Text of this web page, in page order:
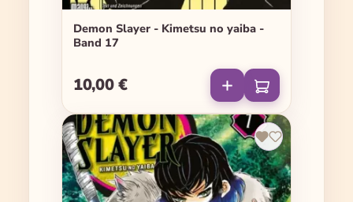
Demon Slayer - Kimetsu no yaiba -
Band 17
Regulärer Preis:
10,00 €